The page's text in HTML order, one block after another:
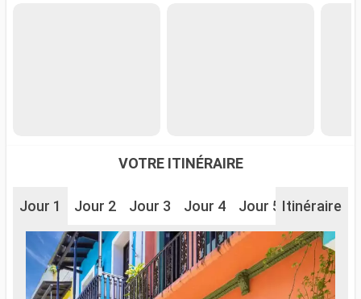
VOTRE ITINÉRAIRE
Jour 1 Jour 2 Jour 3 Jour 4 Jour 5 Jour 6
Itinéraire